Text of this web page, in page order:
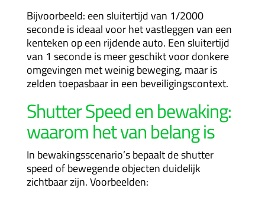
Bijvoorbeeld: een sluitertijd van 1/2000
seconde is ideaal voor het vastleggen van een
kenteken op een rijdende auto. Een sluitertijd
van 1 seconde is meer geschikt voor donkere
omgevingen met weinig beweging, maar is
zelden toepasbaar in een beveiligingscontext.
Shutter Speed en bewaking:
waarom het van belang is
In bewakingsscenario’s bepaalt de shutter
speed of bewegende objecten duidelijk
zichtbaar zijn. Voorbeelden: